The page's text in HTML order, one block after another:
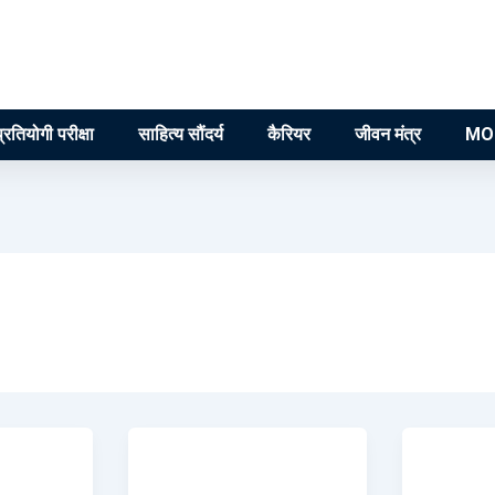
परीक्षा साहित्य सौंदर्य कैरियर जीवन मंत्र